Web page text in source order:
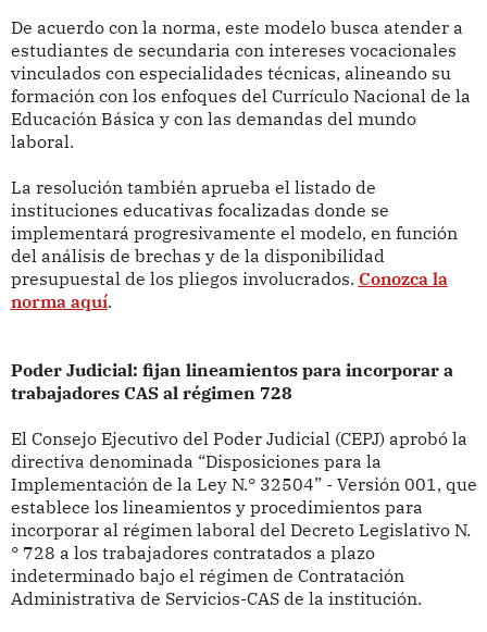
De acuerdo con la norma, este modelo busca atender a
estudiantes de secundaria con intereses vocacionales
vinculados con especialidades técnicas, alineando su
formación con los enfoques del Currículo Nacional de la
Educación Básica y con las demandas del mundo
laboral.
La resolución también aprueba el listado de
instituciones educativas focalizadas donde se
implementará progresivamente el modelo, en función
del análisis de brechas y de la disponibilidad
presupuestal de los pliegos involucrados. Conozca la
norma aquí.
Poder Judicial: fijan lineamientos para incorporar a
trabajadores CAS al régimen 728
El Consejo Ejecutivo del Poder Judicial (CEPJ) aprobó la
directiva denominada “Disposiciones para la
Implementación de la Ley N.° 32504” - Versión 001, que
establece los lineamientos y procedimientos para
incorporar al régimen laboral del Decreto Legislativo N.
° 728 a los trabajadores contratados a plazo
indeterminado bajo el régimen de Contratación
Administrativa de Servicios-CAS de la institución.